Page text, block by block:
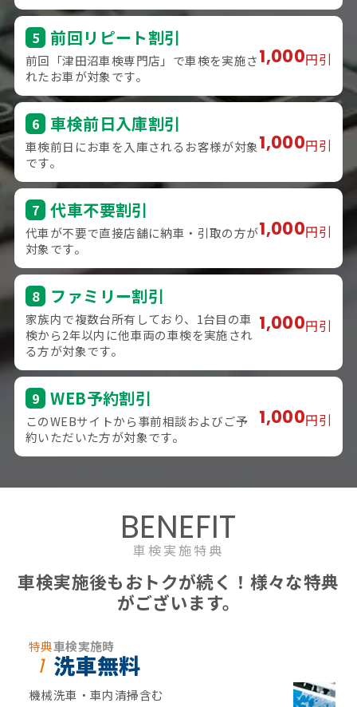
5 前回リピート割引
前回「津田沼車検専門店」で車検を実施さ
れたお車が対象です。
1,000円引
6 車検前日入庫割引
車検前日にお車を入庫されるお客様が対象
です。
1,000円引
7 代車不要割引
代車が不要で直接店舗に納車・引取の方が
対象です。
1,000円引
8 ファミリー割引
家族内で複数台所有しており、1台目の車
検から2年以内に他車両の車検を実施され
る方が対象です。
1,000円引
9 WEB予約割引
このWEBサイトから事前相談およびご予
約いただいた方が対象です。
1,000円引
BENEFIT
車検実施特典
車検実施後もおトクが続く！様々な特典
がございます。
特典
1
車検実施時
洗車無料
機械洗車・車内清掃含む